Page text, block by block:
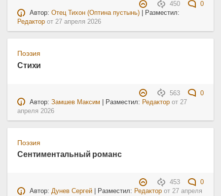
450
0
Автор:Отец Тихон (Оптина пустынь) | Разместил:
Редактор от 27 апреля 2026
Поэзия
Стихи
563
0
Автор:Замшев Максим | Разместил: Редактор от 27
апреля 2026
Поэзия
Сентиментальный романс
453
0
Автор:Дунев Сергей | Разместил: Редактор от27 апреля